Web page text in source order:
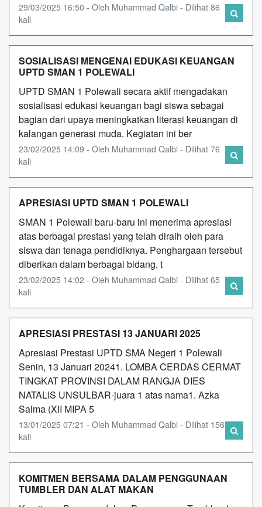
29/03/2025 16:50 - Oleh Muhammad Qalbi - Dilihat 86
kali
SOSIALISASI MENGENAI EDUKASI KEUANGAN
UPTD SMAN 1 POLEWALI
UPTD SMAN 1 Polewali secara aktif mengadakan
sosialisasi edukasi keuangan bagi siswa sebagai
bagian dari upaya meningkatkan literasi keuangan di
kalangan generasi muda. Kegiatan ini ber
23/02/2025 14:09 - Oleh Muhammad Qalbi - Dilihat 76
kali
APRESIASI UPTD SMAN 1 POLEWALI
SMAN 1 Polewali baru-baru ini menerima apresiasi
atas berbagai prestasi yang telah diraih oleh para
siswa dan tenaga pendidiknya. Penghargaan tersebut
diberikan dalam berbagai bidang, t
23/02/2025 14:02 - Oleh Muhammad Qalbi - Dilihat 65
kali
APRESIASI PRESTASI 13 JANUARI 2025
Apresiasi Prestasi UPTD SMA Negeri 1 Polewali
Senin, 13 Januari 20241. LOMBA CERDAS CERMAT
TINGKAT PROVINSI DALAM RANGJA DIES
NATALIS UNSULBAR-juara 1 atas nama1. Azka
Salma (XII MIPA 5
13/01/2025 07:21 - Oleh Muhammad Qalbi - Dilihat 156
kali
KOMITMEN BERSAMA DALAM PENGGUNAAN
TUMBLER DAN ALAT MAKAN